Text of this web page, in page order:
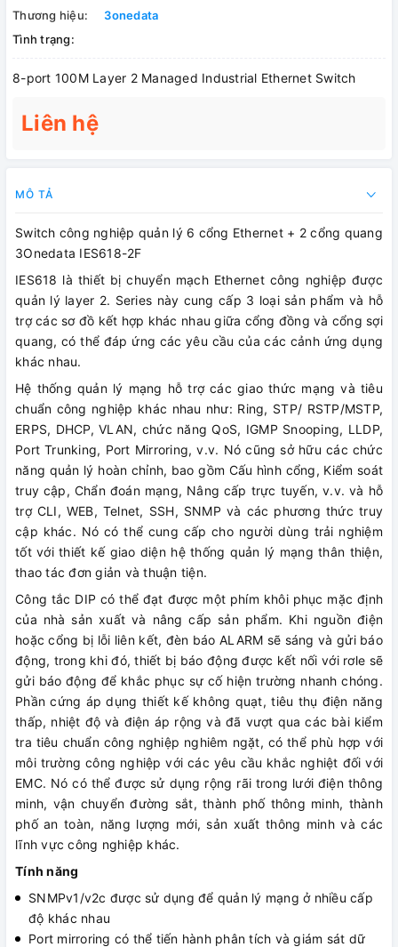
Thương hiệu:
3onedata
Tình trạng:
8-port 100M Layer 2 Managed Industrial Ethernet Switch
Liên hệ
MÔ TẢ
Switch công nghiệp quản lý 6 cổng Ethernet + 2 cổng quang
3Onedata IES618-2F
IES618 là thiết bị chuyển mạch Ethernet công nghiệp được
quản lý layer 2. Series này cung cấp 3 loại sản phẩm và hỗ
trợ các sơ đồ kết hợp khác nhau giữa cổng đồng và cổng sợi
quang, có thể đáp ứng các yêu cầu của các cảnh ứng dụng
khác nhau.
Hệ thống quản lý mạng hỗ trợ các giao thức mạng và tiêu
chuẩn công nghiệp khác nhau như: Ring, STP/ RSTP/MSTP,
ERPS, DHCP, VLAN, chức năng QoS, IGMP Snooping, LLDP,
Port Trunking, Port Mirroring, v.v. Nó cũng sở hữu các chức
năng quản lý hoàn chỉnh, bao gồm Cấu hình cổng, Kiểm soát
truy cập, Chẩn đoán mạng, Nâng cấp trực tuyến, v.v. và hỗ
trợ CLI, WEB, Telnet, SSH, SNMP và các phương thức truy
cập khác. Nó có thể cung cấp cho người dùng trải nghiệm
tốt với thiết kế giao diện hệ thống quản lý mạng thân thiện,
thao tác đơn giản và thuận tiện.
Công tắc DIP có thể đạt được một phím khôi phục mặc định
của nhà sản xuất và nâng cấp sản phẩm. Khi nguồn điện
hoặc cổng bị lỗi liên kết, đèn báo ALARM sẽ sáng và gửi báo
động, trong khi đó, thiết bị báo động được kết nối với rơle sẽ
gửi báo động để khắc phục sự cố hiện trường nhanh chóng.
Phần cứng áp dụng thiết kế không quạt, tiêu thụ điện năng
thấp, nhiệt độ và điện áp rộng và đã vượt qua các bài kiểm
tra tiêu chuẩn công nghiệp nghiêm ngặt, có thể phù hợp với
môi trường công nghiệp với các yêu cầu khắc nghiệt đối với
EMC. Nó có thể được sử dụng rộng rãi trong lưới điện thông
minh, vận chuyển đường sắt, thành phố thông minh, thành
phố an toàn, năng lượng mới, sản xuất thông minh và các
lĩnh vực công nghiệp khác.
Tính năng
SNMPv1/v2c được sử dụng để quản lý mạng ở nhiều cấp
độ khác nhau
Port mirroring có thể tiến hành phân tích và giám sát dữ